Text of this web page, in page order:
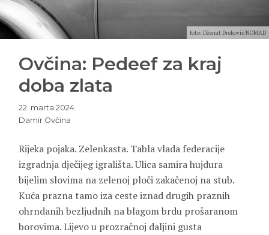
foto: Dženat Dreković/NOMAD
Ovčina: Pedeef za kraj
doba zlata
22. marta 2024.
Damir Ovčina
Rijeka pojaka. Zelenkasta. Tabla vlada federacije
izgradnja dječijeg igrališta. Ulica samira hujdura
bijelim slovima na zelenoj ploči zakačenoj na stub.
Kuća prazna tamo iza ceste iznad drugih praznih
ohrndanih bezljudnih na blagom brdu prošaranom
borovima. Lijevo u prozračnoj daljini gusta